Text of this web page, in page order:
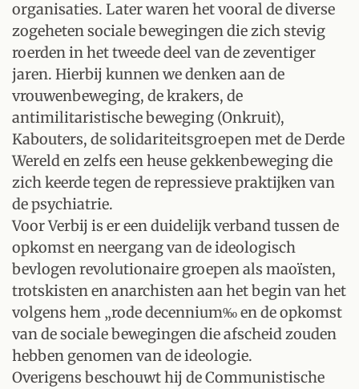
organisaties. Later waren het vooral de diverse
zogeheten sociale bewegingen die zich stevig
roerden in het tweede deel van de zeventiger
jaren. Hierbij kunnen we denken aan de
vrouwenbeweging, de krakers, de
antimilitaristische beweging (Onkruit),
Kabouters, de solidariteitsgroepen met de Derde
Wereld en zelfs een heuse gekkenbeweging die
zich keerde tegen de repressieve praktijken van
de psychiatrie.
Voor Verbij is er een duidelijk verband tussen de
opkomst en neergang van de ideologisch
bevlogen revolutionaire groepen als maoïsten,
trotskisten en anarchisten aan het begin van het
volgens hem „rode decennium‰ en de opkomst
van de sociale bewegingen die afscheid zouden
hebben genomen van de ideologie.
Overigens beschouwt hij de Communistische